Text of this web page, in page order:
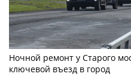
Ночной ремонт у Старого
ключевой въезд в город